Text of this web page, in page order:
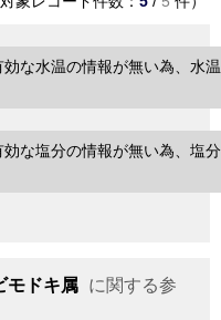
な水温の情報が無い為、水
な塩分の情報が無い為、塩
モドキ属 に関する参